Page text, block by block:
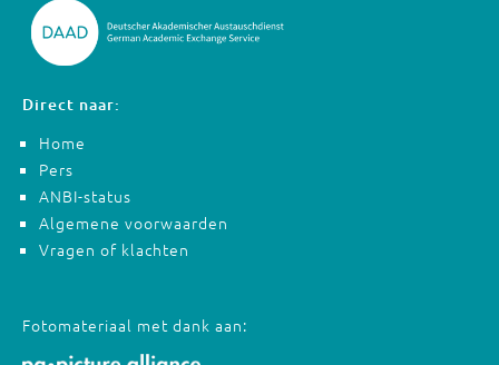
Direct naar:
Home
Pers
ANBI-status
Algemene voorwaarden
Vragen of klachten
Fotomateriaal met dank aan: